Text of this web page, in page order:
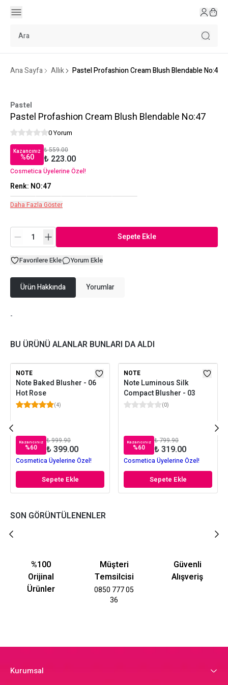
Ana Sayfa Allık Pastel Profashion Cream Blush Blendable No:47
Pastel
Pastel Profashion Cream Blush Blendable No:47
0 Yorum
Kazancınız
%60
₺ 559.00
₺ 223.00
Cosmetica Üyelerine Özel!
Renk: NO:47
Daha Fazla Göster
Sepete Ekle
Favorilere Ekle Yorum Ekle
Ürün Hakkında Yorumlar
-
BU ÜRÜNÜ ALANLAR BUNLARI DA ALDI
NOTE
Note Baked Blusher - 06
Hot Rose
(4)
Kazancınız
%60
₺ 999.90
₺ 399.00
Cosmetica Üyelerine Özel!
Sepete Ekle
NOTE
Note Luminous Silk
Compact Blusher - 03
(0)
Kazancınız
%60
₺ 799.90
₺ 319.00
Cosmetica Üyelerine Özel!
Sepete Ekle
SON GÖRÜNTÜLENENLER
%100
Orijinal
Ürünler
Müşteri
Temsilcisi
0850 777 05
36
Güvenli
Alışveriş
Kurumsal